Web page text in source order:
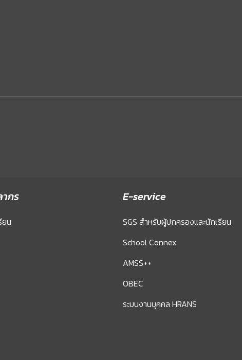
กร
ยน
E-service
SGS สำหรับผู้ปกครองและนักเรียน
School Connex
AMSS++
OBEC
ระบบงานบุคคล HRANS